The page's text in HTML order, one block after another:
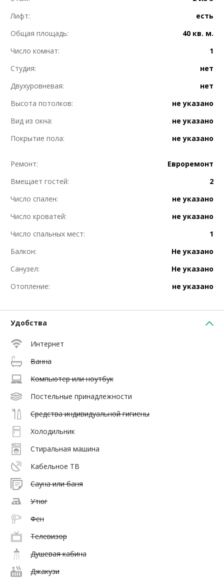
Лифт:
есть
Общая площадь:
40 кв. м.
Число комнат:
1
Студия:
нет
Двухуровневая:
нет
Высота потолков:
не указано
Вид из окна:
не указано
Покрытие пола:
не указано
Ремонт:
Евроремонт
Вмещает гостей:
2
Число спален:
не указано
Число кроватей:
не указано
Число спальных мест:
1
Балкон:
Не указано
Санузел:
Не указано
Отопление:
не указано
Удобства
Интернет
Ванна
Компьютер или ноутбук
Постельные принадлежности
Средства индивидуальной гигиены
Холодильник
Стиральная машина
Кабельное ТВ
Сауна или баня
Утюг
Фен
Телевизор
Душевая кабина
Джакузи